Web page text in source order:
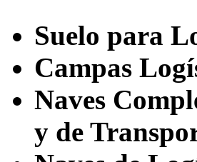
Suelo para
Campas
Naves
y de